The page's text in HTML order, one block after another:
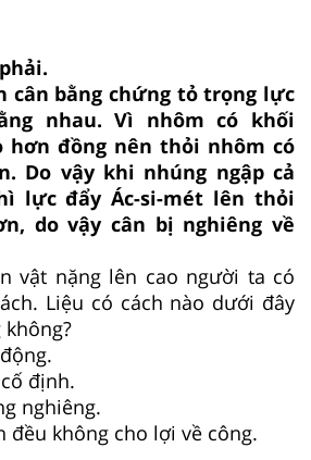
cân bằng chứng tỏ trọng lực
nhau. Vì nhôm có khối
hơn đồng nên thỏi nhôm có
Do vậy khi nhúng ngập cả
lực đẩy Ác-si-mét lên thỏi
do vậy cân bị nghiêng về
vật nặng lên cao người ta có
Liệu có cách nào dưới đây
định.
nghiêng.
đều không cho lợi về công.